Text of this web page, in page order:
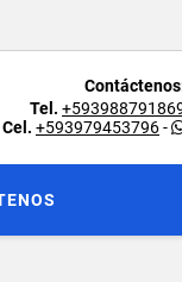
Tel.
Cel. +593979453796-